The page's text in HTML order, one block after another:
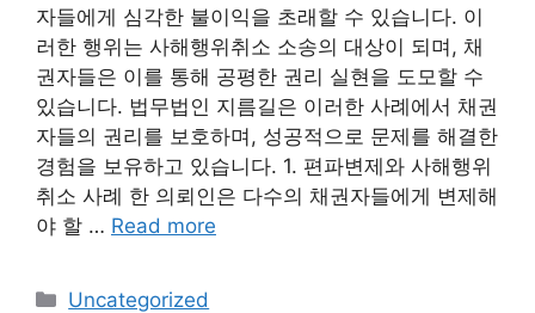
자들에게 심각한 불이익을 초래할 수 있습니다. 이
러한 행위는 사해행위취소 소송의 대상이 되며, 채
권자들은 이를 통해 공평한 권리 실현을 도모할 수
있습니다. 법무법인 지름길은 이러한 사례에서 채권
자들의 권리를 보호하며, 성공적으로 문제를 해결한
경험을 보유하고 있습니다. 1. 편파변제와 사해행위
취소 사례 한 의뢰인은 다수의 채권자들에게 변제해
야 할 … Read more
Categories
Uncategorized